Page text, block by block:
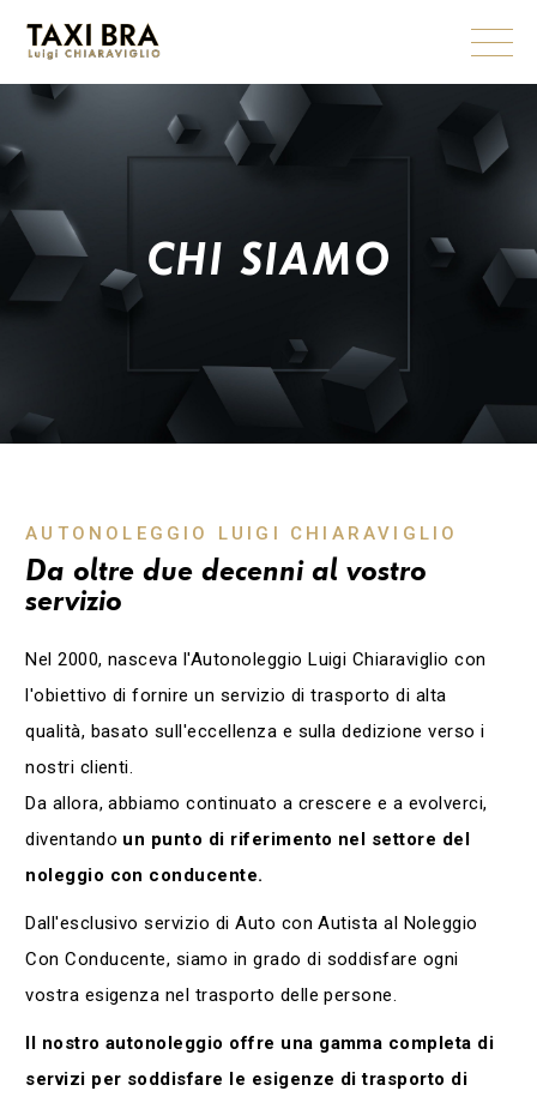
CHI SIAMO
AUTONOLEGGIO LUIGI CHIARAVIGLIO
Da oltre due decenni al vostro
servizio
Nel 2000, nasceva l'Autonoleggio Luigi Chiaraviglio con
l'obiettivo di fornire un servizio di trasporto di alta
qualità, basato sull'eccellenza e sulla dedizione verso i
nostri clienti.
Da allora, abbiamo continuato a crescere e a evolverci,
diventando un punto di riferimento nel settore del
noleggio con conducente.
Dall'esclusivo servizio di Auto con Autista al Noleggio
Con Conducente, siamo in grado di soddisfare ogni
vostra esigenza nel trasporto delle persone.
Il nostro autonoleggio offre una gamma completa di
servizi per soddisfare le esigenze di trasporto di